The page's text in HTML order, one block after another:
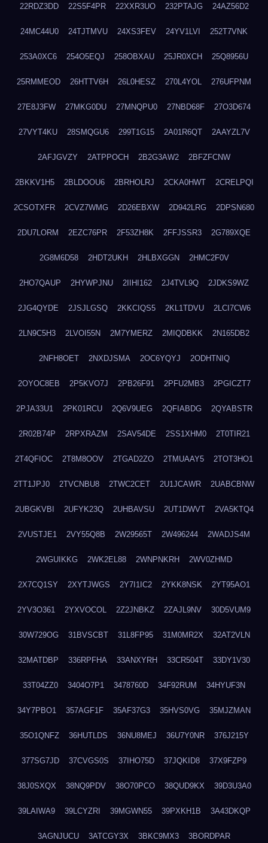
22RDZ3DD 22S5F4PR 22XXR3UO 232PTAJG 24AZ56D2
24MC44U0 24TJTMVU 24XS3FEV 24YV1LVI 252T7VNK
253A0XC6 254O5EQJ 258OBXAU 25JR0XCH 25Q8956U
25RMMEOD 26HTTV6H 26L0HESZ 270L4YOL 276UFPNM
27E8J3FW 27MKG0DU 27MNQPU0 27NBD68F 27O3D674
27VYT4KU 28SMQGU6 299T1G15 2A01R6QT 2AAYZL7V
2AFJGVZY 2ATPPOCH 2B2G3AW2 2BFZFCNW
2BKKV1H5 2BLDOOU6 2BRHOLRJ 2CKA0HWT 2CRELPQI
2CSOTXFR 2CVZ7WMG 2D26EBXW 2D942LRG 2DPSN680
2DU7LORM 2EZC76PR 2F53ZH8K 2FFJSSR3 2G789XQE
2G8M6D58 2HDT2UKH 2HLBXGGN 2HMC2F0V
2HO7QAUP 2HYWPJNU 2IIHI162 2J4TVL9Q 2JDKS9WZ
2JG4QYDE 2JSJLGSQ 2KKCIQS5 2KL1TDVU 2LCI7CW6
2LN9C5H3 2LVOI55N 2M7YMERZ 2MIQDBKK 2N165DB2
2NFH8OET 2NXDJSMA 2OC6YQYJ 2ODHTNIQ
2OYOC8EB 2P5KVO7J 2PB26F91 2PFU2MB3 2PGICZT7
2PJA33U1 2PK01RCU 2Q6V9UEG 2QFIABDG 2QYABSTR
2R02B74P 2RPXRAZM 2SAV54DE 2SS1XHM0 2T0TIR21
2T4QFIOC 2T8M8OOV 2TGAD2ZO 2TMUAAY5 2TOT3HO1
2TT1JPJ0 2TVCNBU8 2TWC2CET 2U1JCAWR 2UABCBNW
2UBGKVBI 2UFYK23Q 2UHBAVSU 2UT1DWVT 2VA5KTQ4
2VUSTJE1 2VY55Q8B 2W29565T 2W496244 2WADJS4M
2WGUIKKG 2WK2EL88 2WNPNKRH 2WV0ZHMD
2X7CQ1SY 2XYTJWGS 2Y7I1IC2 2YKK8NSK 2YT95AO1
2YV3O361 2YXVOCOL 2Z2JNBKZ 2ZAJL9NV 30D5VUM9
30W729OG 31BVSCBT 31L8FP95 31M0MR2X 32AT2VLN
32MATDBP 336RPFHA 33ANXYRH 33CR504T 33DY1V30
33T04ZZ0 3404O7P1 3478760D 34F92RUM 34HYUF3N
34Y7PBO1 357AGF1F 35AF37G3 35HVS0VG 35MJZMAN
35O1QNFZ 36HUTLDS 36NU8MEJ 36U7Y0NR 376J215Y
377SG7JD 37CVGS0S 37IHO75D 37JQKID8 37X9FZP9
38J0SXQX 38NQ9PDV 38O70PCO 38QUD9KX 39D3U3A0
39LAIWA9 39LCYZRI 39MGWN55 39PXKH1B 3A43DKQP
3AGNJUCU 3ATCGY3X 3BKC9MX3 3BORDPAR